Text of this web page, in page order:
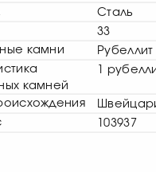
Сталь
33
камни
Рубеллит
камней
1
103937